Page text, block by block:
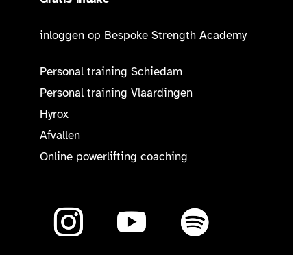
inloggen op Bespoke Strength Academy
Personal training Schiedam
Personal training Vlaardingen
Hyrox
Afvallen
Online powerlifting coaching